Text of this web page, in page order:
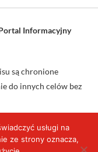
Informacyjny
są chronione
do innych celów bez
usługi na
ze strony oznacza,